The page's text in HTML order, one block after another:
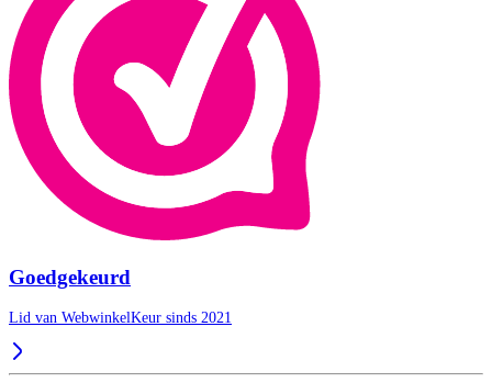
Goedgekeurd
Lid van WebwinkelKeur sinds 2021